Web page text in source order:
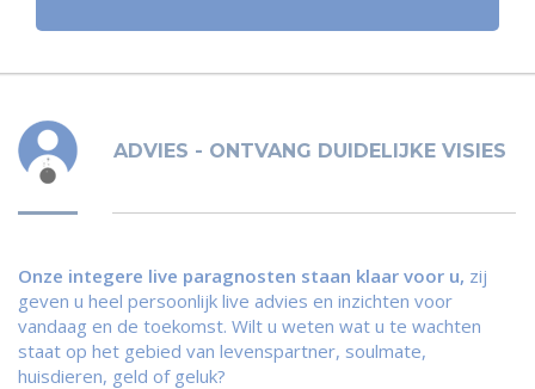
ADVIES - ONTVANG DUIDELIJKE VISIES
Onze integere live paragnosten staan klaar voor u, zij
geven u heel persoonlijk live advies en inzichten voor
vandaag en de toekomst. Wilt u weten wat u te wachten
staat op het gebied van levenspartner, soulmate,
huisdieren, geld of geluk?